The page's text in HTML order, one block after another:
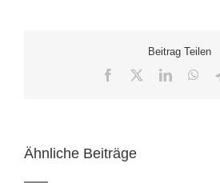
Beitrag Teilen
Facebook LinkedIn
Ähnliche Beiträge